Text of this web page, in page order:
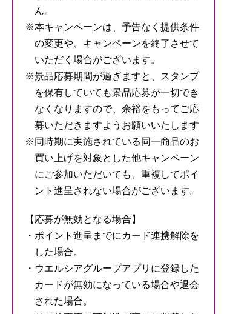
ん。
本キャンペーンは、予告なく提供条件
の変更や、キャンペーンを終了させて
いただく場合がございます。
景品応募期間が過ぎますと、スタンプ
を保有していても景品応募が一切でき
なくなりますので、余裕をもってご応
募いただきますようお願いいたします
同時期に実施されている同一商品のお
買い上げを対象とした他キャンペーン
にご参加いただいても、重複してポイ
ント進呈されない場合がございます。
【応募が無効となる場合】
ポイント進呈までにカード連携解除を
した場合。
ウエルシアグループアプリに登録した
カードが無効になっている場合や退会
された場合。